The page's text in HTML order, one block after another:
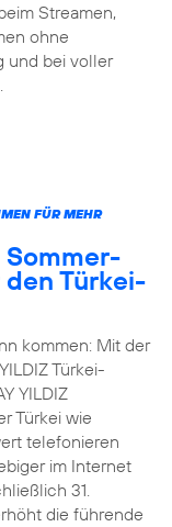
Streamen,
ohne
und bei voller
FÜR MEHR
Sommer-
Türkei-
kommen: Mit der
Türkei-
YILDIZ
Türkei wie
telefonieren
im Internet
31.
die führende